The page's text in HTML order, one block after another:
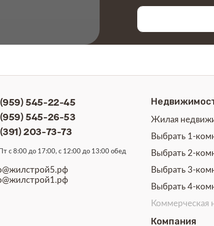
545-22-45
545-26-53
203-73-73
с 8:00 до 17:00, с 12:00 до 13:00 обед
Жилая
Выбрать 1-
Выбрать 2-
Выбрать 3-
Выбрать 4-
Коммерческая
Компания